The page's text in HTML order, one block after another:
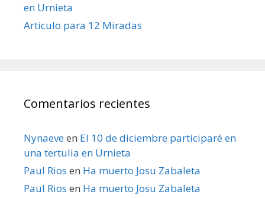
en Urnieta
Artículo para 12 Miradas
Comentarios recientes
Nynaeveen El 10 de diciembre participaré en
una tertulia en Urnieta
Paul Rios en Ha muerto Josu Zabaleta
Paul Rios en Ha muerto Josu Zabaleta